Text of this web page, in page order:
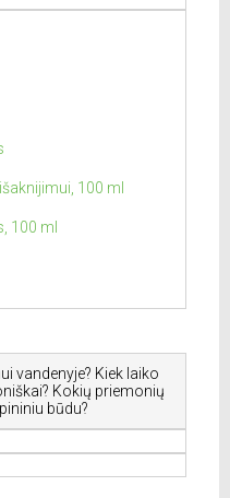
100 ml
100 ml
vandenyje? Kiek laiko
Kokių priemonių
būdu?